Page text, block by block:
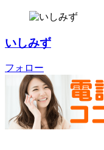
いしみず
フォロー